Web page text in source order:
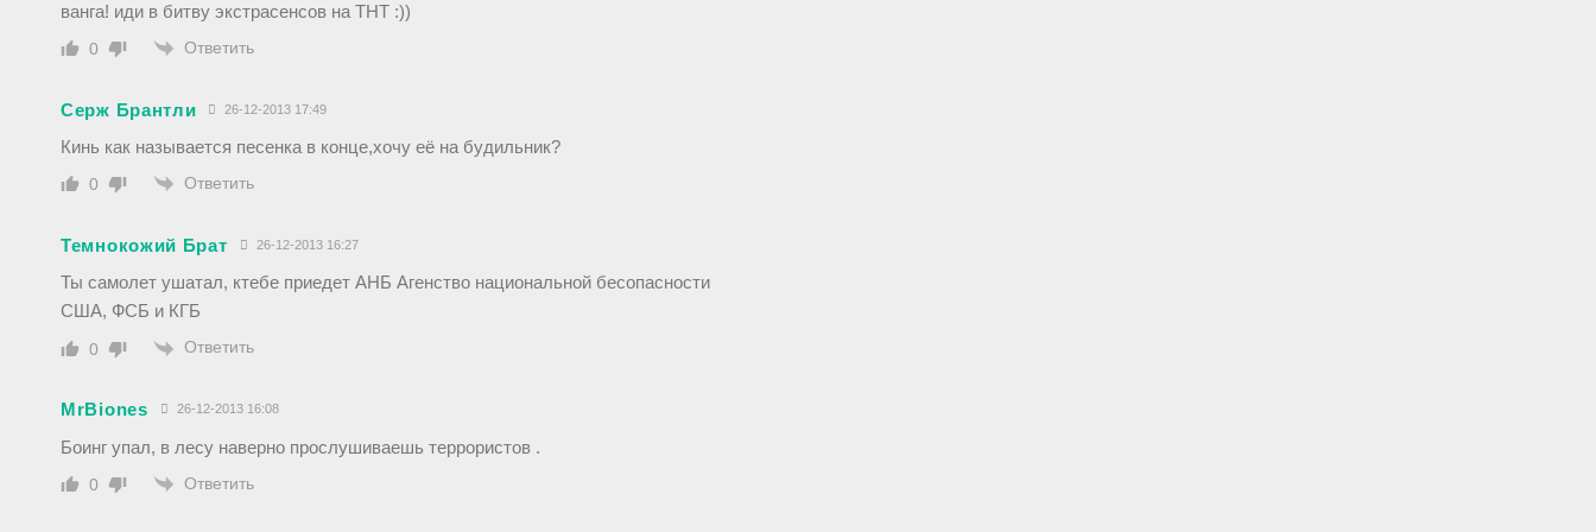
ванга! иди в битву экстрасенсов на ТНТ :))
0 Ответить
Серж Брантли 26-12-2013 17:49
Кинь как называется песенка в конце,хочу её на будильник?
0 Ответить
Темнокожий Брат 26-12-2013 16:27
Ты самолет ушатал, ктебе приедет АНБ Агенство национальной бесопасности
США, ФСБ и КГБ
0 Ответить
MrBiones 26-12-2013 16:08
Боинг упал, в лесу наверно прослушиваешь террористов .
0 Ответить